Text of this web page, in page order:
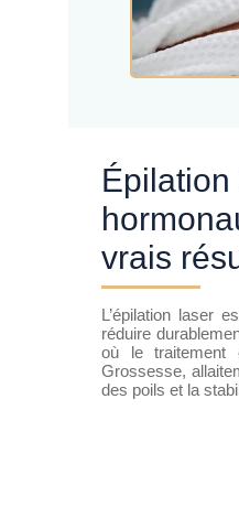
Épilation laser définitive et cycles
vrais
L’épilation laser
réduire
où le traitement
Grossesse,
des poils et la